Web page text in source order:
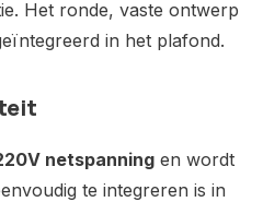
Het ronde, vaste ontwerp
in het plafond.
netspanning en wordt
te integreren is in